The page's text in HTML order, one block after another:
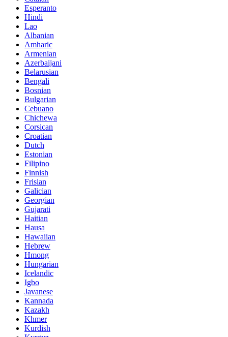
Esperanto
Hindi
Lao
Albanian
Amharic
Armenian
Azerbaijani
Belarusian
Bengali
Bosnian
Bulgarian
Cebuano
Chichewa
Corsican
Croatian
Dutch
Estonian
Filipino
Finnish
Frisian
Galician
Georgian
Gujarati
Haitian
Hausa
Hawaiian
Hebrew
Hmong
Hungarian
Icelandic
Igbo
Javanese
Kannada
Kazakh
Khmer
Kurdish